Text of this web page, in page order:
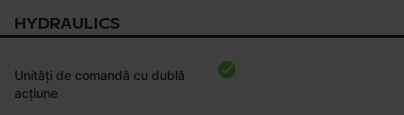
HYDRAULICS
Unități de comandă cu dublă
acțiune